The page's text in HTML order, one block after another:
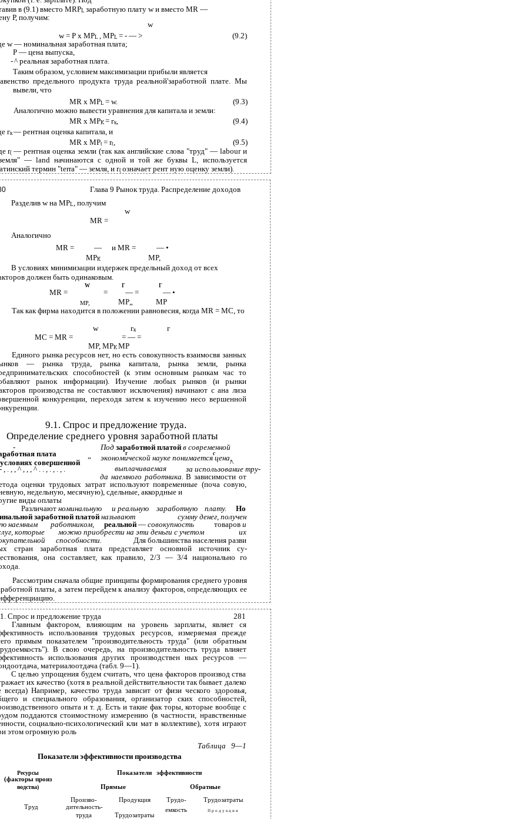
в (9.1) вместо MRPL заработную плату w и вместо MR —
Р, получим:
w
(9.2)
w = Р х MPL , MPL = - — >
w — номинальная заработная плата;
Р — цена выпуска,
-^ реальная заработная плата.
Таким образом, условием максимизации прибыли является
предельного продукта труда реальной'заработной плате. Мы
вывели, что
MR х MPL = w.
(9.3)
Аналогично можно вывести уравнения для капитала и земли:
MR х МРК = гк,
(9.4)
гк— рентная оценка капитала, и
MR х MPt = rt,
(9.5)
r(— рентная оценка земли (так как английские слова "труд" — labour и
— land начинаются с одной и той же буквы L, используется
термин "terra" — земля, и г( означает рент­ ную оценку земли).
Глава 9 Рынок труда. Распределение доходов
Разделив w на MPL, получим
w
MR =
Аналогично
MR =
— и MR =
— •
МРК
MP,
В условиях минимизации издержек предельный доход от всех
должен быть одинаковым.
W Г Г
MR = = — = — •
MP, МР„
MP
Так как фирма находится в положении равновесия, когда MR = МС, то
w
гк
г
МС = MR =
= — =
MP, МРК MP
Единого рынка ресурсов нет, но есть совокупность взаимосвя­ занных
— рынка труда, рынка капитала, рынка земли, рынка
способностей (к этим основным рынкам час­ то
рынок информации). Изучение любых рынков (и рынки
производства не составляют исключения) начинают с ана­ лиза
конкуренции, переходя затем к изучению несо­ вершенной
9.1. Спрос и предложение труда.
Определение среднего уровня заработной платы
- Под заработной платой в современной
плата „ r c
г экономической науке понимается цена,
совершенной
выплачиваемая
^
, . , , ^ , , , ^ . . , . , . , .
за использование тру-
да наемного работника.В зависимости от
оценки трудовых затрат используют повременные (поча­ совую,
недельную, месячную), сдельные, аккордные и
виды оплаты
и реальную
заработную плату. Но­
Различают номинальную
заработной платой называют
сумму денег, получен­
наемным
работником, реальной — совокупность товаров и
которые
можно приобрести на эти деньги с учетом
их
способности.
Для большинства населения разви­
стран заработная плата представляет основной источник су­
она составляет, как правило, 2/3 — 3/4 национально­ го
Рассмотрим сначала общие принципы формирования среднего уровня
платы, а затем перейдем к анализу факторов, определяющих ее
Спрос и предложение труда
281
Главным фактором, влияющим на уровень зарплаты, являет­ ся
использования трудовых ресурсов, измеряемая прежде
прямым показателем "производительность труда" (или обратным
В свою очередь, на производительность труда влияет
использования других производствен­ ных ресурсов —
материалоотдача (табл. 9—1).
С целью упрощения будем считать, что цена факторов производ­ ства
их качество (хотя в реальной действительности так бывает далеко
всегда) Например, качество труда зависит от физи­ ческого здоровья,
и специального образования, организатор­ ских способностей,
опыта и т. д. Есть и такие фак­ торы, которые вообще с
поддаются стоимостному измерению (в частности, нравственные
социально-психологический кли­ мат в коллективе), хотя играют
этом огромную роль
Таблица
9—1
Показатели эффективности производства
Ресурсы Показатели
эффективности
(факторы произ­
водства) Прямые Обратные
Труд
Произво- Продукция Трудо-
Трудозатраты
дительность-
емкость П р о д у к ц и я
труда
Трудозатраты